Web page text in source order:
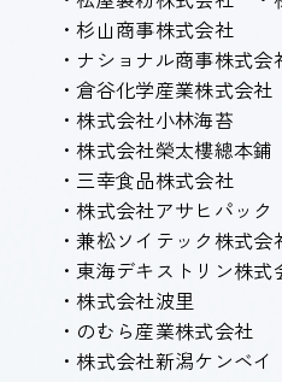
・杉山商事株式会社
・ナショナル商事株式会
・倉谷化学産業株式会社
・株式会社小林海苔
・株式会社榮太樓總本鋪
・三幸食品株式会社
・株式会社アサヒパック
・兼松ソイテック株式
・東海デキストリン株
・株式会社波里
・のむら産業株式会社
・株式会社新潟ケンベイ